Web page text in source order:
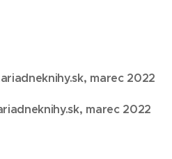
marec 2022
marec 2022